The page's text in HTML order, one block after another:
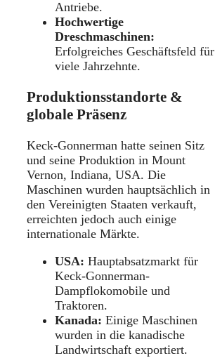
Antriebe.
Hochwertige
Dreschmaschinen:
Erfolgreiches Geschäftsfeld für
viele Jahrzehnte.
Produktionsstandorte &
globale Präsenz
Keck-Gonnerman hatte seinen Sitz
und seine Produktion in Mount
Vernon, Indiana, USA. Die
Maschinen wurden hauptsächlich in
den Vereinigten Staaten verkauft,
erreichten jedoch auch einige
internationale Märkte.
USA: Hauptabsatzmarkt für
Keck-Gonnerman-
Dampflokomobile und
Traktoren.
Kanada: Einige Maschinen
wurden in die kanadische
Landwirtschaft exportiert.